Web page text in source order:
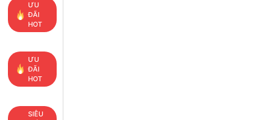
ƯU
ĐÃI
HOT
ƯU
ĐÃI
HOT
SIÊU